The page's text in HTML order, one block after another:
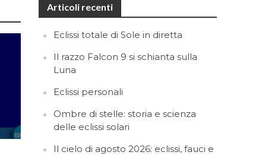
Articoli recenti
Eclissi totale di Sole in diretta
Il razzo Falcon 9 si schianta sulla
Luna
Eclissi personali
Ombre di stelle: storia e scienza
delle eclissi solari
Il cielo di agosto 2026: eclissi, fauci e